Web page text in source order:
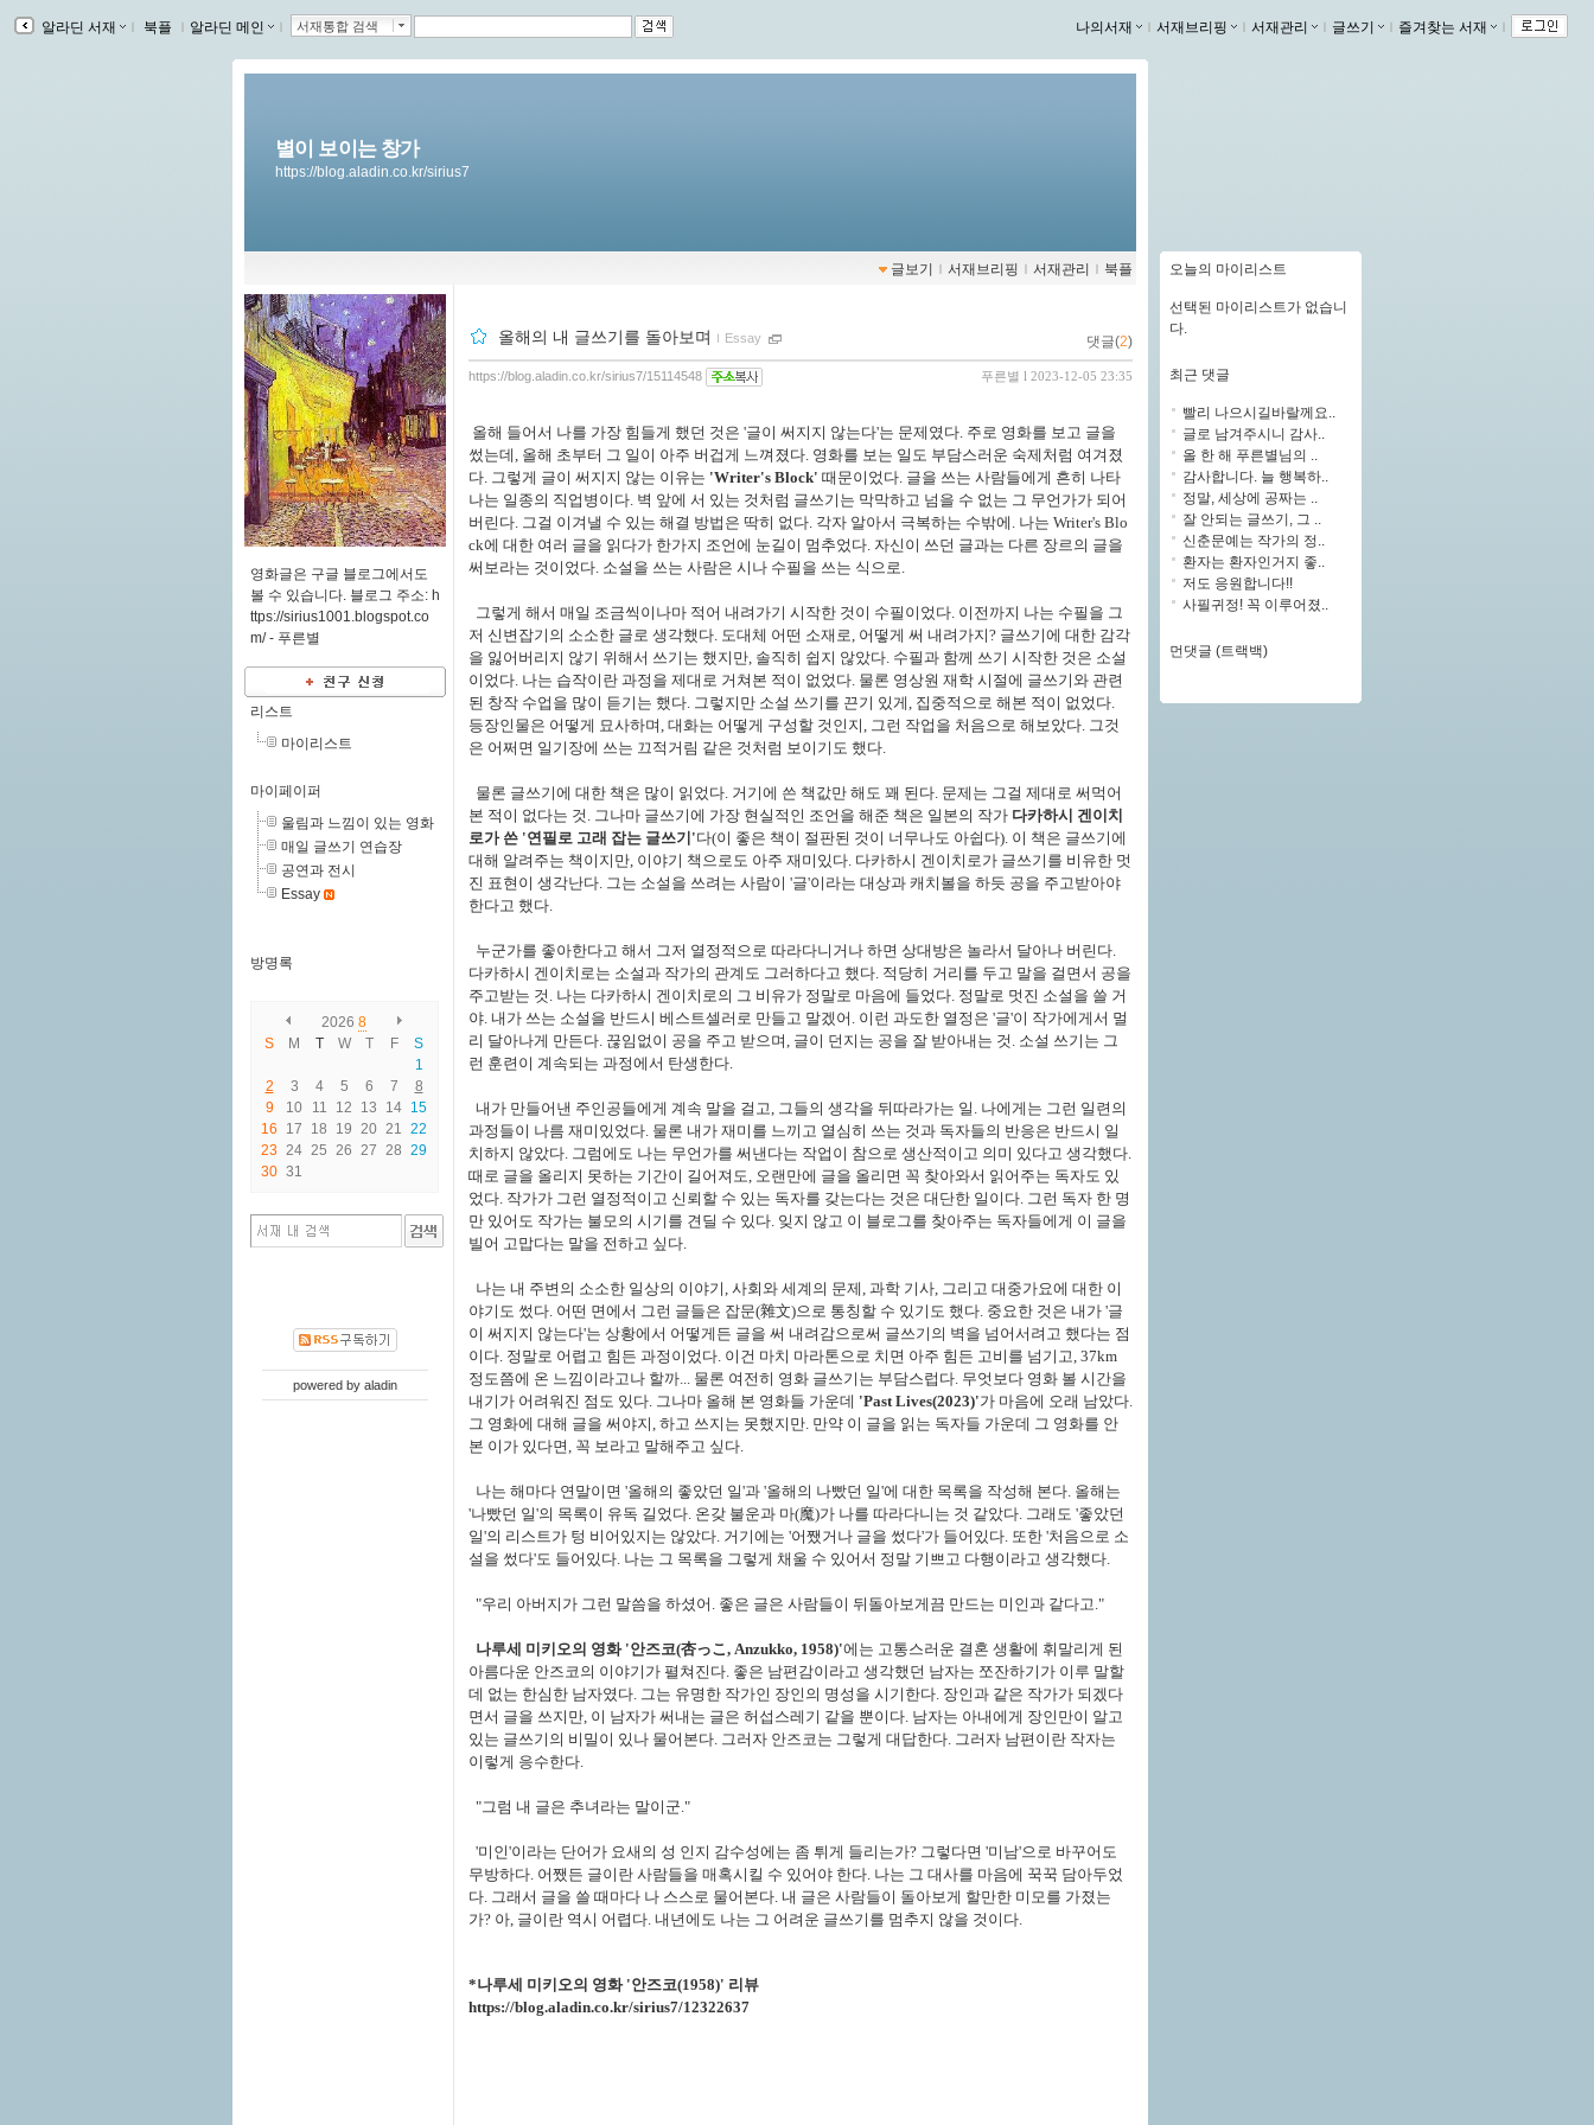
알라딘 서재 ｌ 북플 ｌ 알라딘 메인 ｌ 서재통합 검색 나의서재 ｌ 서재브리핑 ｌ 서재관리 ｌ 글쓰기 ｌ 즐겨찾는 서재 ｌ
별이 보이는 창가
https://blog.aladin.co.kr/sirius7
글보기 ｌ 서재브리핑 ｌ 서재관리 ｌ 북플
영화글은 구글 블로그에서도
볼 수 있습니다. 블로그 주소: h
ttps://sirius1001.blogspot.co
m/ - 푸른별
리스트
마이리스트
마이페이퍼
울림과 느낌이 있는 영화
매일 글쓰기 연습장
공연과 전시
Essay
방명록
2026 8
S
M T W T F
S
1
2
3 4 5 6 7
8
9
10 11 12 13 14 15
16
17 18 19 20 21
22
23 24 25 26 27 28 29
30 31
powered by aladin
올해의 내 글쓰기를 돌아보며 ｌ Essay 댓글(2)
푸른별 l 2023-12-05 23:35
https://blog.aladin.co.kr/sirius7/15114548
올해 들어서 나를 가장 힘들게 했던 것은 '글이 써지지 않는다'는 문제였다. 주로 영화를 보고 글을
썼는데, 올해 초부터 그 일이 아주 버겁게 느껴졌다. 영화를 보는 일도 부담스러운 숙제처럼 여겨졌
다. 그렇게 글이 써지지 않는 이유는 'Writer's Block' 때문이었다. 글을 쓰는 사람들에게 흔히 나타
나는 일종의 직업병이다. 벽 앞에 서 있는 것처럼 글쓰기는 막막하고 넘을 수 없는 그 무언가가 되어
버린다. 그걸 이겨낼 수 있는 해결 방법은 딱히 없다. 각자 알아서 극복하는 수밖에. 나는 Writer's Blo
ck에 대한 여러 글을 읽다가 한가지 조언에 눈길이 멈추었다. 자신이 쓰던 글과는 다른 장르의 글을
써보라는 것이었다. 소설을 쓰는 사람은 시나 수필을 쓰는 식으로.
그렇게 해서 매일 조금씩이나마 적어 내려가기 시작한 것이 수필이었다. 이전까지 나는 수필을 그
저 신변잡기의 소소한 글로 생각했다. 도대체 어떤 소재로, 어떻게 써 내려가지? 글쓰기에 대한 감각
을 잃어버리지 않기 위해서 쓰기는 했지만, 솔직히 쉽지 않았다. 수필과 함께 쓰기 시작한 것은 소설
이었다. 나는 습작이란 과정을 제대로 거쳐본 적이 없었다. 물론 영상원 재학 시절에 글쓰기와 관련
된 창작 수업을 많이 듣기는 했다. 그렇지만 소설 쓰기를 끈기 있게, 집중적으로 해본 적이 없었다.
등장인물은 어떻게 묘사하며, 대화는 어떻게 구성할 것인지, 그런 작업을 처음으로 해보았다. 그것
은 어쩌면 일기장에 쓰는 끄적거림 같은 것처럼 보이기도 했다.
물론 글쓰기에 대한 책은 많이 읽었다. 거기에 쓴 책값만 해도 꽤 된다. 문제는 그걸 제대로 써먹어
본 적이 없다는 것. 그나마 글쓰기에 가장 현실적인 조언을 해준 책은 일본의 작가 다카하시 겐이치
로가 쓴 '연필로 고래 잡는 글쓰기'다(이 좋은 책이 절판된 것이 너무나도 아쉽다). 이 책은 글쓰기에
대해 알려주는 책이지만, 이야기 책으로도 아주 재미있다. 다카하시 겐이치로가 글쓰기를 비유한 멋
진 표현이 생각난다. 그는 소설을 쓰려는 사람이 '글'이라는 대상과 캐치볼을 하듯 공을 주고받아야
한다고 했다.
누군가를 좋아한다고 해서 그저 열정적으로 따라다니거나 하면 상대방은 놀라서 달아나 버린다.
다카하시 겐이치로는 소설과 작가의 관계도 그러하다고 했다. 적당히 거리를 두고 말을 걸면서 공을
주고받는 것. 나는 다카하시 겐이치로의 그 비유가 정말로 마음에 들었다. 정말로 멋진 소설을 쓸 거
야. 내가 쓰는 소설을 반드시 베스트셀러로 만들고 말겠어. 이런 과도한 열정은 '글'이 작가에게서 멀
리 달아나게 만든다. 끊임없이 공을 주고 받으며, 글이 던지는 공을 잘 받아내는 것. 소설 쓰기는 그
런 훈련이 계속되는 과정에서 탄생한다.
내가 만들어낸 주인공들에게 계속 말을 걸고, 그들의 생각을 뒤따라가는 일. 나에게는 그런 일련의
과정들이 나름 재미있었다. 물론 내가 재미를 느끼고 열심히 쓰는 것과 독자들의 반응은 반드시 일
치하지 않았다. 그럼에도 나는 무언가를 써낸다는 작업이 참으로 생산적이고 의미 있다고 생각했다.
때로 글을 올리지 못하는 기간이 길어져도, 오랜만에 글을 올리면 꼭 찾아와서 읽어주는 독자도 있
었다. 작가가 그런 열정적이고 신뢰할 수 있는 독자를 갖는다는 것은 대단한 일이다. 그런 독자 한 명
만 있어도 작가는 불모의 시기를 견딜 수 있다. 잊지 않고 이 블로그를 찾아주는 독자들에게 이 글을
빌어 고맙다는 말을 전하고 싶다.
나는 내 주변의 소소한 일상의 이야기, 사회와 세계의 문제, 과학 기사, 그리고 대중가요에 대한 이
야기도 썼다. 어떤 면에서 그런 글들은 잡문(雜文)으로 통칭할 수 있기도 했다. 중요한 것은 내가 '글
이 써지지 않는다'는 상황에서 어떻게든 글을 써 내려감으로써 글쓰기의 벽을 넘어서려고 했다는 점
이다. 정말로 어렵고 힘든 과정이었다. 이건 마치 마라톤으로 치면 아주 힘든 고비를 넘기고, 37km
정도쯤에 온 느낌이라고나 할까... 물론 여전히 영화 글쓰기는 부담스럽다. 무엇보다 영화 볼 시간을
내기가 어려워진 점도 있다. 그나마 올해 본 영화들 가운데 'Past Lives(2023)'가 마음에 오래 남았다.
그 영화에 대해 글을 써야지, 하고 쓰지는 못했지만. 만약 이 글을 읽는 독자들 가운데 그 영화를 안
본 이가 있다면, 꼭 보라고 말해주고 싶다.
나는 해마다 연말이면 '올해의 좋았던 일'과 '올해의 나빴던 일'에 대한 목록을 작성해 본다. 올해는
'나빴던 일'의 목록이 유독 길었다. 온갖 불운과 마(魔)가 나를 따라다니는 것 같았다. 그래도 '좋았던
일'의 리스트가 텅 비어있지는 않았다. 거기에는 '어쨌거나 글을 썼다'가 들어있다. 또한 '처음으로 소
설을 썼다'도 들어있다. 나는 그 목록을 그렇게 채울 수 있어서 정말 기쁘고 다행이라고 생각했다.
"우리 아버지가 그런 말씀을 하셨어. 좋은 글은 사람들이 뒤돌아보게끔 만드는 미인과 같다고."
나루세 미키오의 영화 '안즈코(杏っこ, Anzukko, 1958)'에는 고통스러운 결혼 생활에 휘말리게 된
아름다운 안즈코의 이야기가 펼쳐진다. 좋은 남편감이라고 생각했던 남자는 쪼잔하기가 이루 말할
데 없는 한심한 남자였다. 그는 유명한 작가인 장인의 명성을 시기한다. 장인과 같은 작가가 되겠다
면서 글을 쓰지만, 이 남자가 써내는 글은 허섭스레기 같을 뿐이다. 남자는 아내에게 장인만이 알고
있는 글쓰기의 비밀이 있나 물어본다. 그러자 안즈코는 그렇게 대답한다. 그러자 남편이란 작자는
이렇게 응수한다.
"그럼 내 글은 추녀라는 말이군."
'미인'이라는 단어가 요새의 성 인지 감수성에는 좀 튀게 들리는가? 그렇다면 '미남'으로 바꾸어도
무방하다. 어쨌든 글이란 사람들을 매혹시킬 수 있어야 한다. 나는 그 대사를 마음에 꾹꾹 담아두었
다. 그래서 글을 쓸 때마다 나 스스로 물어본다. 내 글은 사람들이 돌아보게 할만한 미모를 가졌는
가? 아, 글이란 역시 어렵다. 내년에도 나는 그 어려운 글쓰기를 멈추지 않을 것이다.
*나루세 미키오의 영화 '안즈코(1958)' 리뷰
https://blog.aladin.co.kr/sirius7/12322637
오늘의 마이리스트
선택된 마이리스트가 없습니
다.
최근 댓글
빨리 나으시길바랄께요..
글로 남겨주시니 감사..
올 한 해 푸른별님의 ..
감사합니다. 늘 행복하..
정말, 세상에 공짜는 ..
잘 안되는 글쓰기, 그 ..
신춘문예는 작가의 정..
환자는 환자인거지 좋..
저도 응원합니다!!
사필귀정! 꼭 이루어졌..
먼댓글 (트랙백)